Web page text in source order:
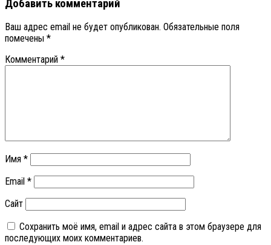
Добавить комментарий
Ваш адрес email не будет опубликован. Обязательные поля
помечены *
Комментарий *
Имя *
Email *
Сайт
Сохранить моё имя, email и адрес сайта в этом браузере для
последующих моих комментариев.